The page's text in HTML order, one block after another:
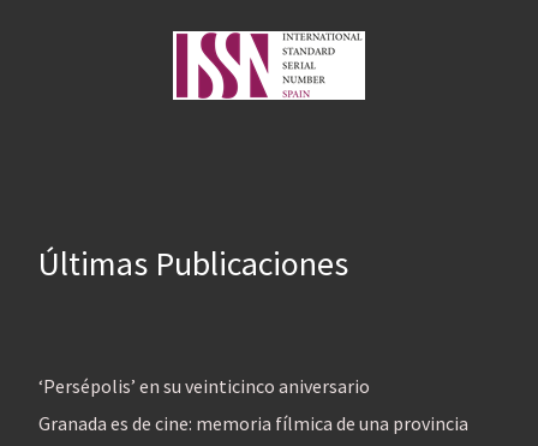
Últimas Publicaciones
‘Persépolis’ en su veinticinco aniversario
Granada es de cine: memoria fílmica de una provincia